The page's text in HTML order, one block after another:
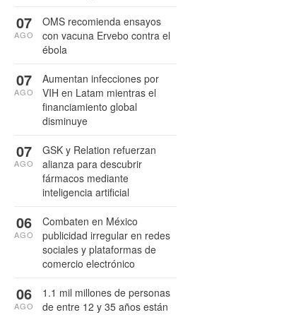
OMS recomienda ensayos
con vacuna Ervebo contra el
ébola
07
AGO
Aumentan infecciones por
VIH en Latam mientras el
financiamiento global
disminuye
07
AGO
GSK y Relation refuerzan
alianza para descubrir
fármacos mediante
inteligencia artificial
07
AGO
Combaten en México
publicidad irregular en redes
sociales y plataformas de
comercio electrónico
06
AGO
1.1 mil millones de personas
de entre 12 y 35 años están
06
AGO